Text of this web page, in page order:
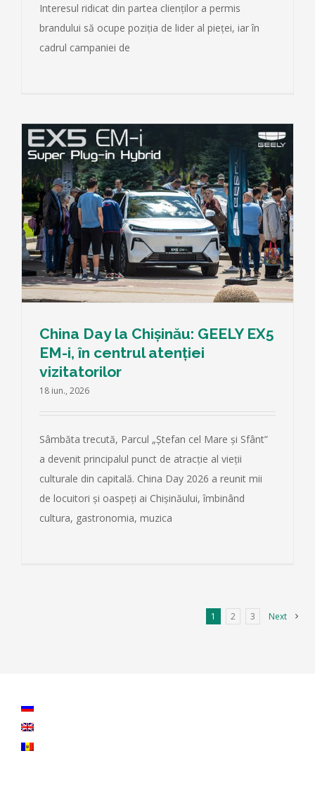
Interesul ridicat din partea clienților a permis
brandului să ocupe poziția de lider al pieței, iar în
cadrul campaniei de
China Day la Chișinău: GEELY EX5
EM-i, în centrul atenției
vizitatorilor
18 iun., 2026
Sâmbăta trecută, Parcul „Ștefan cel Mare și Sfânt”
a devenit principalul punct de atracție al vieții
culturale din capitală. China Day 2026 a reunit mii
de locuitori și oaspeți ai Chișinăului, îmbinând
cultura, gastronomia, muzica
1 2 3 Next